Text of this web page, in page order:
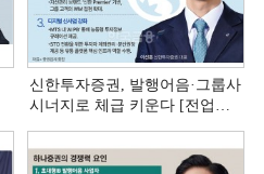
신한투자증권, 발행어음·그룹사
시너지로 체급 키운다 [전업계